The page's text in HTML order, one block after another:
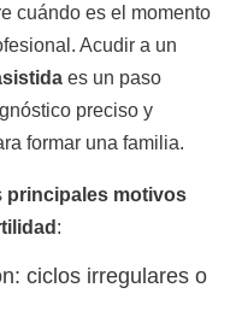
cuándo es el momento
Acudir a un
es un paso
preciso y
formar una familia.
principales motivos
:
ciclos irregulares o